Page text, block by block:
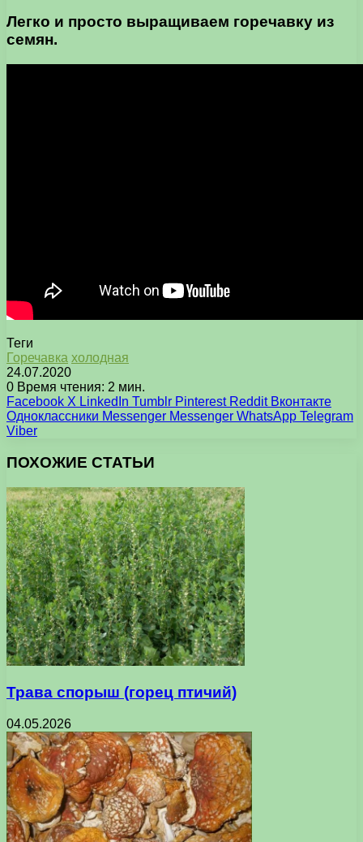
Легко и просто выращиваем горечавку из
семян.
Теги
Горечавка холодная
24.07.2020
0 Время чтения: 2 мин.
Facebook X LinkedIn Tumblr Pinterest Reddit Вконтакте
Одноклассники Messenger Messenger WhatsApp Telegram
Viber
ПОХОЖИЕ СТАТЬИ
Трава спорыш (горец птичий)
04.05.2026